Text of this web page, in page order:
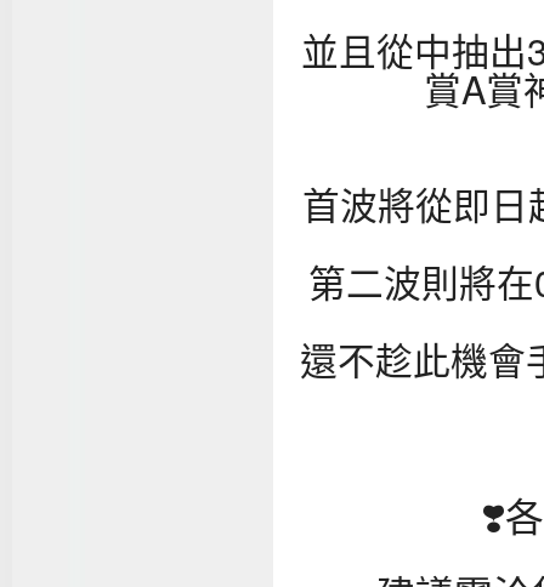
並且從中抽出
賞A賞
首波將從即
第二波則將
還不趁此機會
❣️